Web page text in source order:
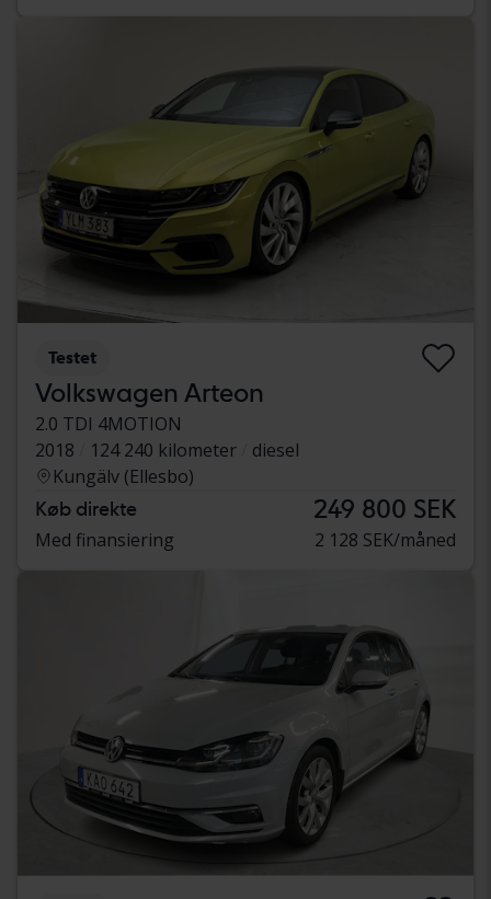
Testet
Volkswagen Arteon
2.0 TDI 4MOTION
2018
124 240 kilometer
diesel
Kungälv (Ellesbo)
Køb direkte 249 800 SEK
Med finansiering 2 128 SEK/måned